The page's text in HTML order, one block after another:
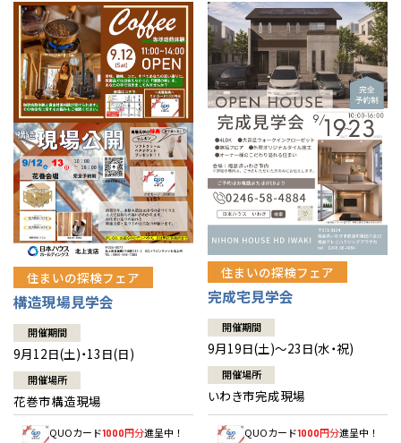
住まいの探検フェア
構造現場見学会
開催期間
9月12日(土)・13日(日)
開催場所
花巻市構造現場
QUOカード1000円分進呈中！
住まいの探検フェア
完成宅見学会
開催期間
9月19日(土)～23日(水・祝)
開催場所
いわき市完成現場
QUOカード1000円分進呈中！